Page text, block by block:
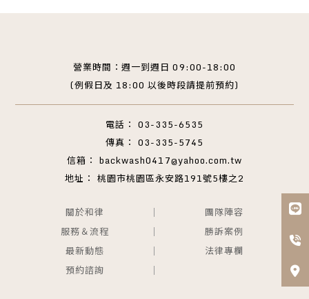
03-335-6535
03-335-5745
backwash0417@yahoo.com.tw
桃園市桃園區永安路191號5樓之2
關於和律
團隊陣容
服務＆流程
勝訴案例
最新動態
法律專欄
預約諮詢